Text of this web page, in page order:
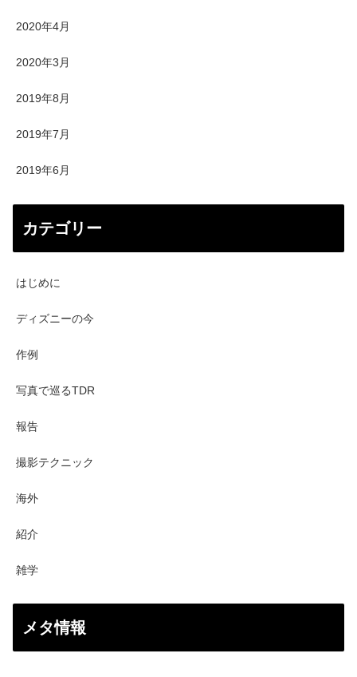
2020年4月
2020年3月
2019年8月
2019年7月
2019年6月
カテゴリー
はじめに
ディズニーの今
作例
写真で巡るTDR
報告
撮影テクニック
海外
紹介
雑学
メタ情報